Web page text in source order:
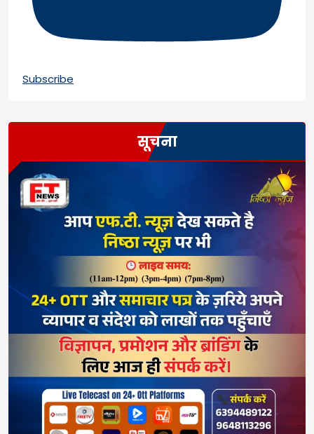
Subscribe
सूचना